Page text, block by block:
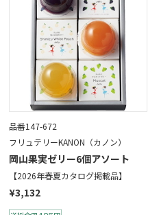
品番147-672
フリュテリーKANON（カノン）
岡山果実ゼリー6個アソート
【2026年春夏カタログ掲載品】
¥3,132